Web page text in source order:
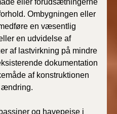
eller forudsætningerne
Ombygningen eller
en væsentlig
en udvidelse af
af lastvirkning på mindre
dokumentation
af konstruktionen
ændring.
og havepejse i